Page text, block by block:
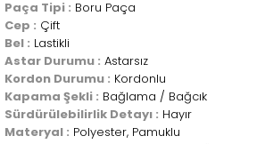
Paça Tipi : Boru Paça
Cep : Çift
Bel : Lastikli
Astar Durumu : Astarsız
Kordon Durumu : Kordonlu
Kapama Şekli : Bağlama / Bağcık
Sürdürülebilirlik Detayı : Hayır
Materyal : Polyester, Pamuklu